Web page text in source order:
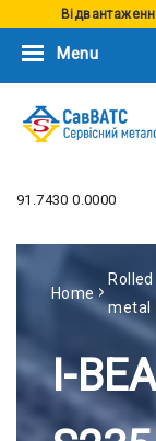
Menu
91.7430 0.0000
Home
Rolled
metal
I-